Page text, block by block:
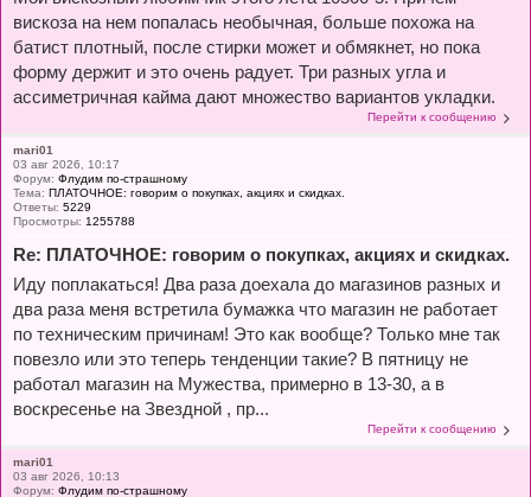
вискоза на нем попалась необычная, больше похожа на
батист плотный, после стирки может и обмякнет, но пока
форму держит и это очень радует. Три разных угла и
ассиметричная кайма дают множество вариантов укладки.
Перейти к сообщению
mari01
03 авг 2026, 10:17
Форум: Флудим по-страшному
Тема: ПЛАТОЧНОЕ: говорим о покупках, акциях и скидках.
Ответы: 5229
Просмотры: 1255788
Re: ПЛАТОЧНОЕ: говорим о покупках, акциях и скидках.
Иду поплакаться! Два раза доехала до магазинов разных и
два раза меня встретила бумажка что магазин не работает
по техническим причинам! Это как вообще? Только мне так
повезло или это теперь тенденции такие? В пятницу не
работал магазин на Мужества, примерно в 13-30, а в
воскресенье на Звездной , пр...
Перейти к сообщению
mari01
03 авг 2026, 10:13
Форум: Флудим по-страшному